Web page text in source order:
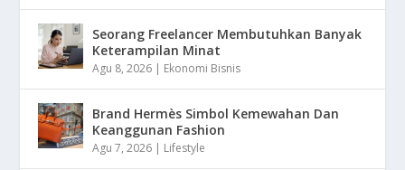
Seorang Freelancer Membutuhkan Banyak
Keterampilan Minat
Agu 8, 2026 | Ekonomi Bisnis
Brand Hermès Simbol Kemewahan Dan
Keanggunan Fashion
Agu 7, 2026 | Lifestyle